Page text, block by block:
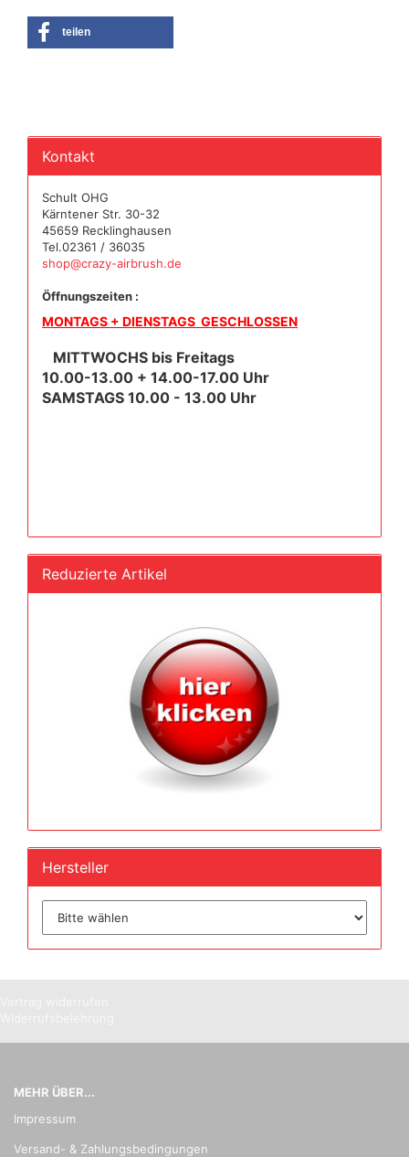
teilen
Kontakt
Schult OHG
Kärntener Str. 30-32
45659 Recklinghausen
Tel.02361 / 36035
shop@crazy-airbrush.de
Öffnungszeiten :
MONTAGS + DIENSTAGS GESCHLOSSEN
MITTWOCHS bis Freitags
10.00-13.00 + 14.00-17.00 Uhr
SAMSTAGS 10.00 - 13.00 Uhr
Reduzierte Artikel
Hersteller
MEHR ÜBER...
Impressum
Versand- & Zahlungsbedingungen